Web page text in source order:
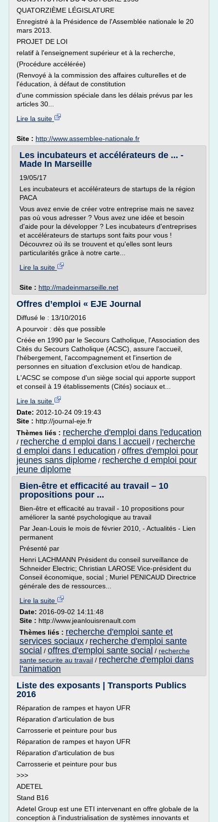
QUATORZIÈME LÉGISLATURE
Enregistré à la Présidence de l'Assemblée nationale le 20
mars 2013.
PROJET DE LOI
relatif à l'enseignement supérieur et à la recherche,
(Procédure accélérée)
(Renvoyé à la commission des affaires culturelles et de
l'éducation, à défaut de constitution
d'une commission spéciale dans les délais prévus par les
articles 30...
Lire la suite
Site : http://www.assemblee-nationale.fr
Les incubateurs et accélérateurs de ... -
Made In Marseille
19/05/17
Les incubateurs et accélérateurs de startups de la région
PACA
Vous avez envie de créer votre entreprise mais ne savez
pas où vous adresser ? Vous avez une idée et besoin
d'aide pour la développer ? Les incubateurs d'entreprises
et accélérateurs de startups sont faits pour vous !
Découvrez où ils se trouvent et qu'elles sont leurs
particularités grâce à notre carte...
Lire la suite
Site : http://madeinmarseille.net
Offres d’emploi « EJE Journal
Diffusé le : 13/10/2016
A pourvoir : dès que possible
Créée en 1990 par le Secours Catholique, l'Association des
Cités du Secours Catholique (ACSC), assure l'accueil,
l'hébergement, l'accompagnement et l'insertion de
personnes en situation d'exclusion et/ou de handicap.
L'ACSC se compose d'un siège social qui apporte support
et conseil à 19 établissements (Cités) sociaux et...
Lire la suite
Date: 2012-10-24 09:19:43
Site : http://journal-eje.fr
Thèmes liés : recherche d'emploi dans l'education
/ recherche d emploi dans l accueil / recherche
d emploi dans l education / offres d'emploi pour
jeunes sans diplome / recherche d emploi pour
jeune diplome
Bien-être et efficacité au travail – 10
propositions pour ...
Bien-être et efficacité au travail - 10 propositions pour
améliorer la santé psychologique au travail
Par Jean-Louis le mois de février 2010, - Actualités - Lien
permanent
Présenté par
Henri LACHMANN Président du conseil surveillance de
Schneider Electric; Christian LAROSE Vice-président du
Conseil économique, social ; Muriel PENICAUD Directrice
générale des de ressources...
Lire la suite
Date: 2016-09-02 14:11:48
Site : http://www.jeanlouisrenault.com
Thèmes liés : recherche d'emploi sante et
services sociaux / recherche d'emploi sante
social / offres d'emploi sante social / recherche
sante securite au travail / recherche d'emploi dans
l'animation
Liste des exposants | Transports Publics
2016
Réparation de rampes et hayon UFR
Réparation d'articulation de bus
Carrosserie et peinture pour bus
Réparation de rampes et hayon UFR
Réparation d'articulation de bus
Carrosserie et peinture pour bus
>>>
ADETEL
Stand B16
Adetel Group est une ETI intervenant en offre globale de la
conception à l'industrialisation de systèmes innovants et